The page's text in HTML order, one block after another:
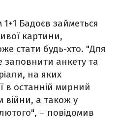
Бадоєв займеться
картини,
стати будь-хто. "Для
заповнити анкету та
на яких
в останній мирний
війни, а також у
– повідомив